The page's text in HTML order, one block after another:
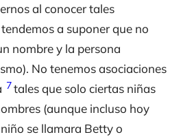
al conocer tales
a suponer que no
nombre y la persona
No tenemos asociaciones
7tales que solo ciertas niñas
(aunque incluso hoy
se llamara Betty o